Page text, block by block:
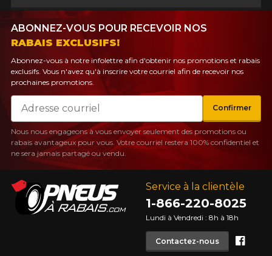
Service à la clientèle
1-866-220-8025
Lundi à Vendredi : 8h à 18h
Contactez-nous
ABONNEZ-VOUS POUR RECEVOIR NOS
RABAIS EXCLUSIFS!
Abonnez-vous à notre infolettre afin d'obtenir nos promotions et rabais
exclusifs. Vous n'avez qu'à inscrire votre courriel afin de recevoir nos
prochaines promotions.
Courriel
Confirmer
Nous nous engageons à vous envoyer seulement des promotions ou
rabais avantageux pour vous. Votre courriel restera 100% confidentiel et
ne sera jamais partagé ou vendu.